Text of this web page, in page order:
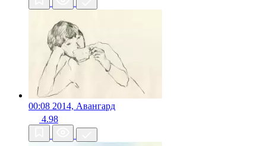
00:08 2014, Авангард
4.98